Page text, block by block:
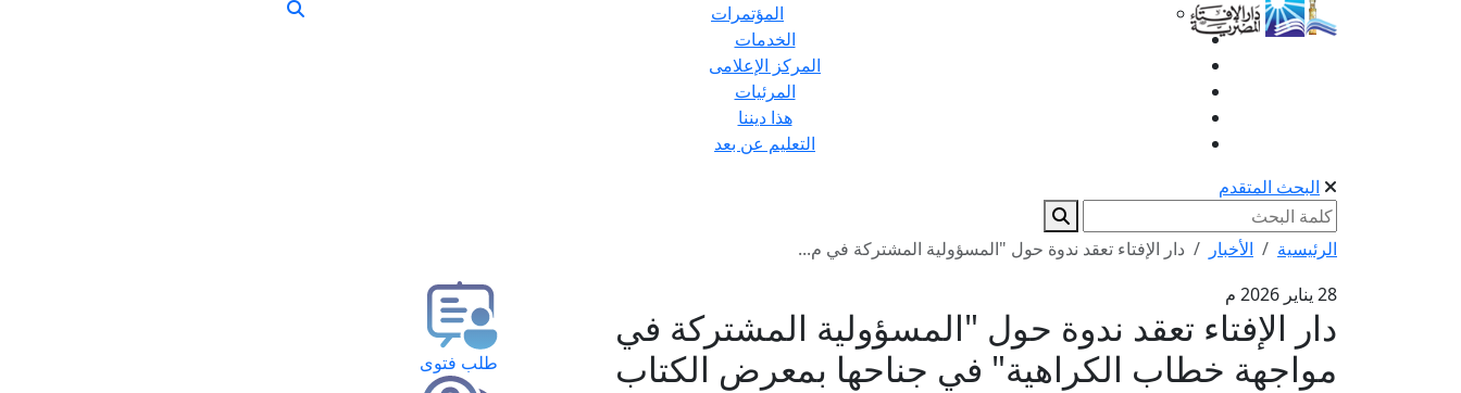
المؤتمرات
الخدمات
المركز الإعلامى
المرئيات
هذا ديننا
التعليم عن بعد
البحث المتقدم
الرئيسية الأخبار
دار الإفتاء تعقد ندوة حول "المسؤولية المشتركة في م...
28 يناير 2026 م
دار الإفتاء تعقد ندوة حول "المسؤولية المشتركة في
مواجهة خطاب الكراهية" في جناحها بمعرض الكتاب
طلب فتوى